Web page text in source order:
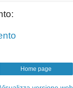
Home page